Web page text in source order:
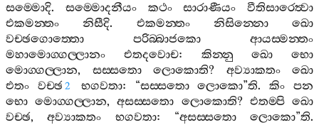
සම‍්මොදි. සම‍්මොදනීයං කථං සාරාණීයං
වීතිසාරෙත්‍වා
එකමන‍්තං
නිසීදි. එකමන‍්තං නිසින‍්නො
ඛො
වච‍්ඡගොත‍්තො
පරිබ‍්බාජකො
ආයස‍්මන‍්තං
මහාමොග‍්ගල‍්ලානං
එතදවොච: කින‍්නු ඛො
භො
මොග‍්ගල‍්ලාන, සස‍්සතො ලොකොති? අව්‍යාකතං
ඛො
එතං
වච‍්ඡ 2 භගවතා: “සස‍්සතො ලොකො”ති.කිං
පන
භො මොග‍්ගල‍්ලාන,අසස‍්සතො ලොකොති? එතම‍්පි ඛො
වච‍්ඡ,අව්‍යාකතං භගවතා: “අසස‍්සතො ලොකො”ති.